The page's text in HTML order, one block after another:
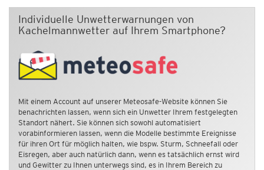
Individuelle Unwetterwarnungen von
Kachelmannwetter auf Ihrem Smartphone?
Mit einem Account auf unserer Meteosafe-Website können Sie
benachrichten lassen, wenn sich ein Unwetter Ihrem festgelegten
Standort nähert. Sie können sich sowohl automatisiert
vorabinformieren lassen, wenn die Modelle bestimmte Ereignisse
für ihren Ort für möglich halten, wie bspw. Sturm, Schneefall oder
Eisregen, aber auch natürlich dann, wenn es tatsächlich ernst wird
und Gewitter zu Ihnen unterwegs sind, es in Ihrem Bereich zu